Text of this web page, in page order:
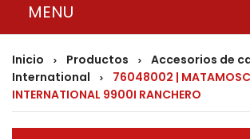
MENU
INICIO
QUIENES SOMOS
PRODUCTOS
Inicio > Productos > Accesorios de
International >
76048002 |
INTERNATIONAL 9900I RANCHERO